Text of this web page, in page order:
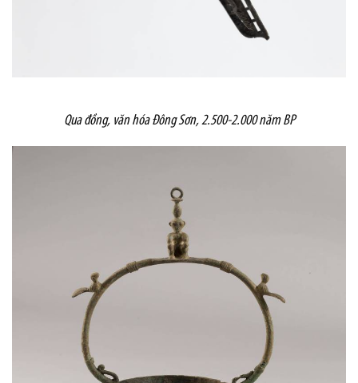
Qua đồng, văn hóa Đông Sơn, 2.500-2.000 năm BP